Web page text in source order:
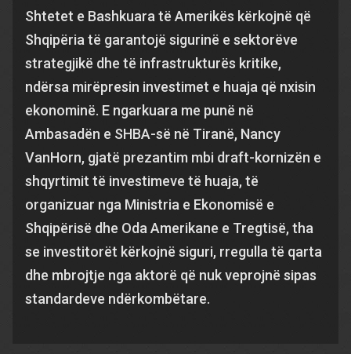
Shtetet e Bashkuara të Amerikës kërkojnë që
Shqipëria të garantojë sigurinë e sektorëve
strategjikë dhe të infrastrukturës kritike,
ndërsa mirëpresin investimet e huaja që nxisin
ekonominë. E ngarkuara me punë në
Ambasadën e SHBA-së në Tiranë, Nancy
VanHorn, gjatë prezantim mbi draft-kornizën e
shqyrtimit të investimeve të huaja, të
organizuar nga Ministria e Ekonomisë e
Shqipërisë dhe Oda Amerikane e Tregtisë, tha
se investitorët kërkojnë siguri, rregulla të qarta
dhe mbrojtje nga aktorë që nuk veprojnë sipas
standardeve ndërkombëtare.